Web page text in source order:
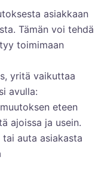
asiakkaan
Tämän voi tehdä
toimimaan
yritä vaikuttaa
avulla:
eteen
ajoissa ja usein.
auta asiakasta